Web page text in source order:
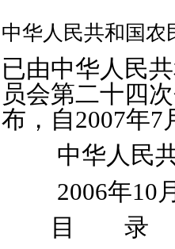
中华人民共和国农
已由中华人民
员会第二十四
布，自2007年7
中华人民共
2006年10
目 录